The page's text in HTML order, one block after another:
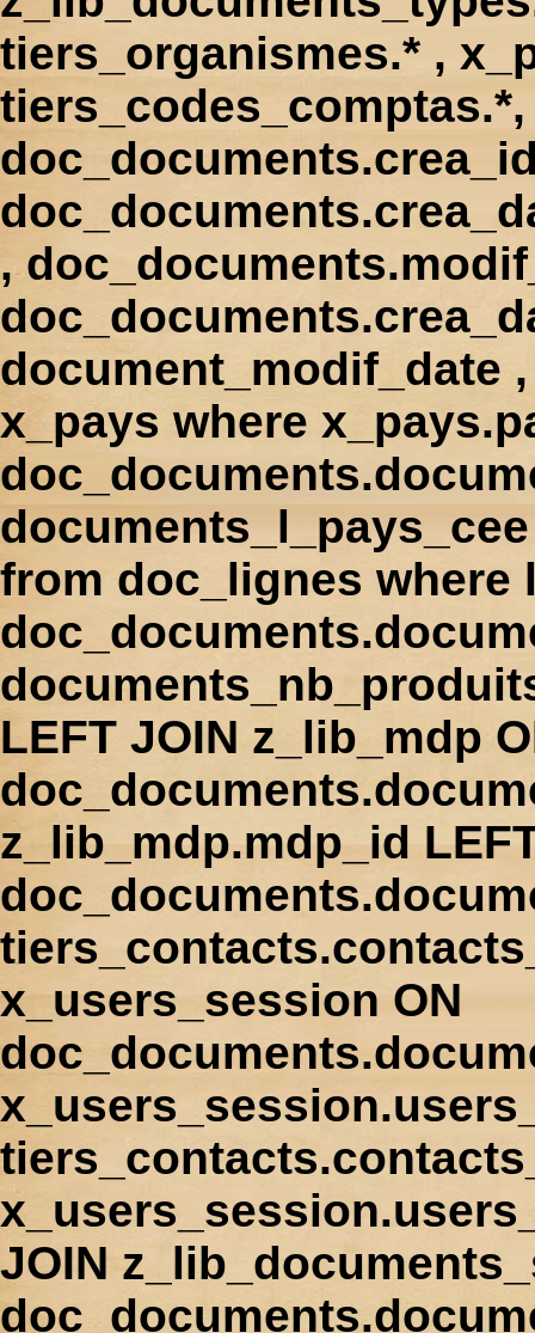
tiers_organismes.* ,
,
document_modif_date
x_pays where
from doc_lignes where
LEFT JOIN z_lib_mdp
z_lib_mdp.mdp_id
x_users_session ON
JOIN